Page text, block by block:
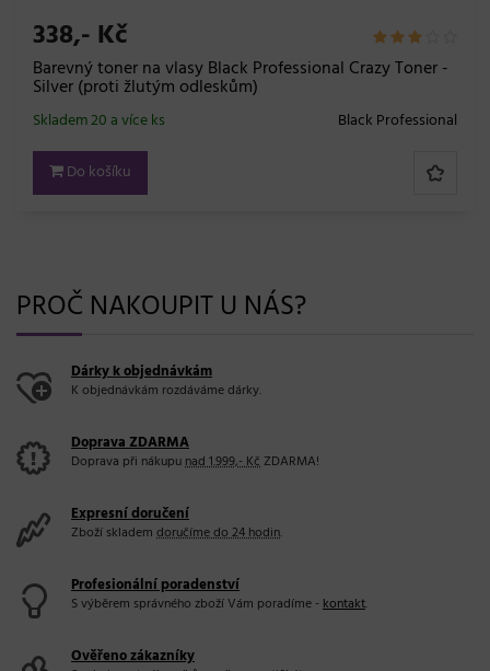
338,- Kč
Barevný toner na vlasy Black Professional Crazy Toner -
Silver (proti žlutým odleskům)
Black Professional
Skladem 20 a více ks
Do košíku
PROČ NAKOUPIT U NÁS?
Dárky k objednávkám
K objednávkám rozdáváme dárky.
Doprava ZDARMA
Doprava při nákupunad 1.999,- KčZDARMA!
Expresní doručení
Zboží skladem doručíme do 24 hodin.
Profesionální poradenství
S výběrem správného zboží Vám poradíme -kontakt.
Ověřeno zákazníky